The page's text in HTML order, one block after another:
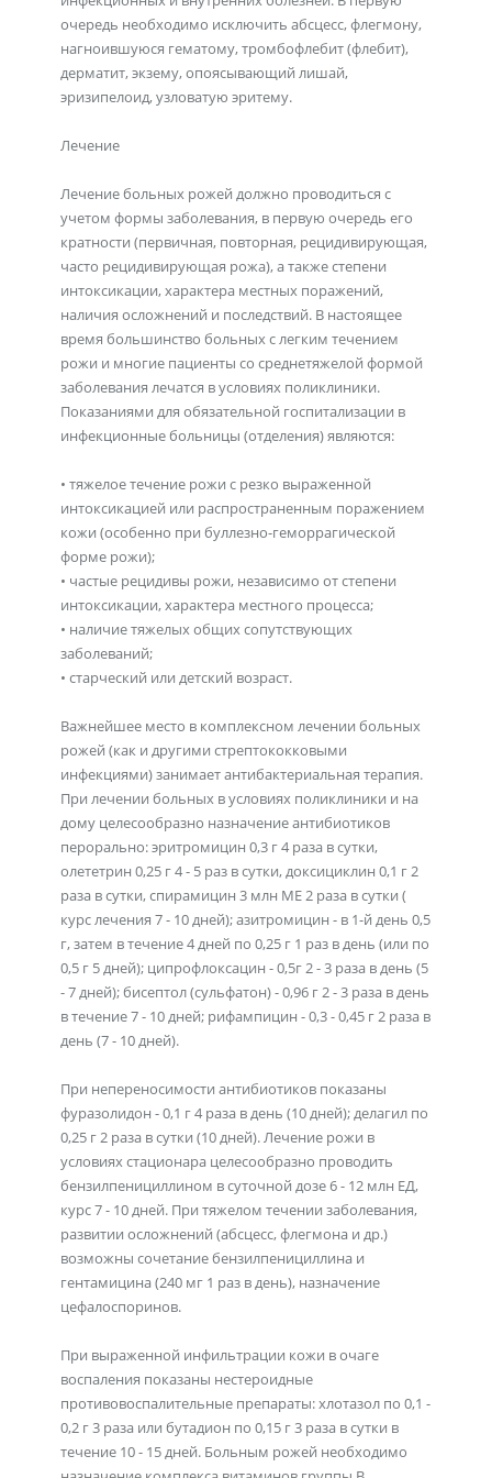
очередь необходимо исключить абсцесс, флегмону,
нагноившуюся гематому, тромбофлебит (флебит),
дерматит, экзему, опоясывающий лишай,
эризипелоид, узловатую эритему.
Лечение
Лечение больных рожей должно проводиться с
учетом формы заболевания, в первую очередь его
кратности (первичная, повторная, рецидивирующая,
часто рецидивирующая рожа), а также степени
интоксикации, характера местных поражений,
наличия осложнений и последствий. В настоящее
время большинство больных с легким течением
рожи и многие пациенты со среднетяжелой формой
заболевания лечатся в условиях поликлиники.
Показаниями для обязательной госпитализации в
инфекционные больницы (отделения) являются:
• тяжелое течение рожи с резко выраженной
интоксикацией или распространенным поражением
кожи (особенно при буллезно-геморрагической
форме рожи);
• частые рецидивы рожи, независимо от степени
интоксикации, характера местного процесса;
• наличие тяжелых общих сопутствующих
заболеваний;
• старческий или детский возраст.
Важнейшее место в комплексном лечении больных
рожей (как и другими стрептококковыми
инфекциями) занимает антибактериальная терапия.
При лечении больных в условиях поликлиники и на
дому целесообразно назначение антибиотиков
перорально: эритромицин 0,3 г 4 раза в сутки,
олететрин 0,25 г 4 - 5 раз в сутки, доксициклин 0,1 г 2
раза в сутки, спирамицин 3 млн МЕ 2 раза в сутки (
курс лечения 7 - 10 дней); азитромицин - в 1-й день 0,5
г, затем в течение 4 дней по 0,25 г 1 раз в день (или по
0,5 г 5 дней); ципрофлоксацин - 0,5г 2 - 3 раза в день (5
- 7 дней); бисептол (сульфатон) - 0,96 г 2 - 3 раза в день
в течение 7 - 10 дней; рифампицин - 0,3 - 0,45 г 2 раза в
день (7 - 10 дней).
При непереносимости антибиотиков показаны
фуразолидон - 0,1 г 4 раза в день (10 дней); делагил по
0,25 г 2 раза в сутки (10 дней). Лечение рожи в
условиях стационара целесообразно проводить
бензилпенициллином в суточной дозе 6 - 12 млн ЕД,
курс 7 - 10 дней. При тяжелом течении заболевания,
развитии осложнений (абсцесс, флегмона и др.)
возможны сочетание бензилпенициллина и
гентамицина (240 мг 1 раз в день), назначение
цефалоспоринов.
При выраженной инфильтрации кожи в очаге
воспаления показаны нестероидные
противовоспалительные препараты: хлотазол по 0,1 -
0,2 г 3 раза или бутадион по 0,15 г 3 раза в сутки в
течение 10 - 15 дней. Больным рожей необходимо